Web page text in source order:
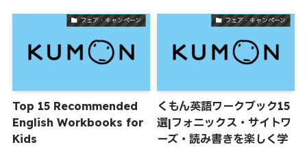
フェア・キャンペーン
Top 15 Recommended
English Workbooks for
Kids
フェア・キャンペーン
くもん英語ワークブック15
選|フォニックス・サイトワ
ーズ・読み書きを楽しく学